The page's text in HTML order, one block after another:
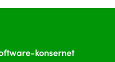
konsernet